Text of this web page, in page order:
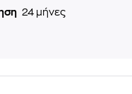
24 μήνες